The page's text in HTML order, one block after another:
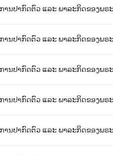
ານປາກົດຕົວ ແລະ ພາລະກິດຂອງພຣ
ານປາກົດຕົວ ແລະ ພາລະກິດຂອງພຣ
ານປາກົດຕົວ ແລະ ພາລະກິດຂອງພຣ
ານປາກົດຕົວ ແລະ ພາລະກິດຂອງພຣ
ານປາກົດຕົວ ແລະ ພາລະກິດຂອງພຣ